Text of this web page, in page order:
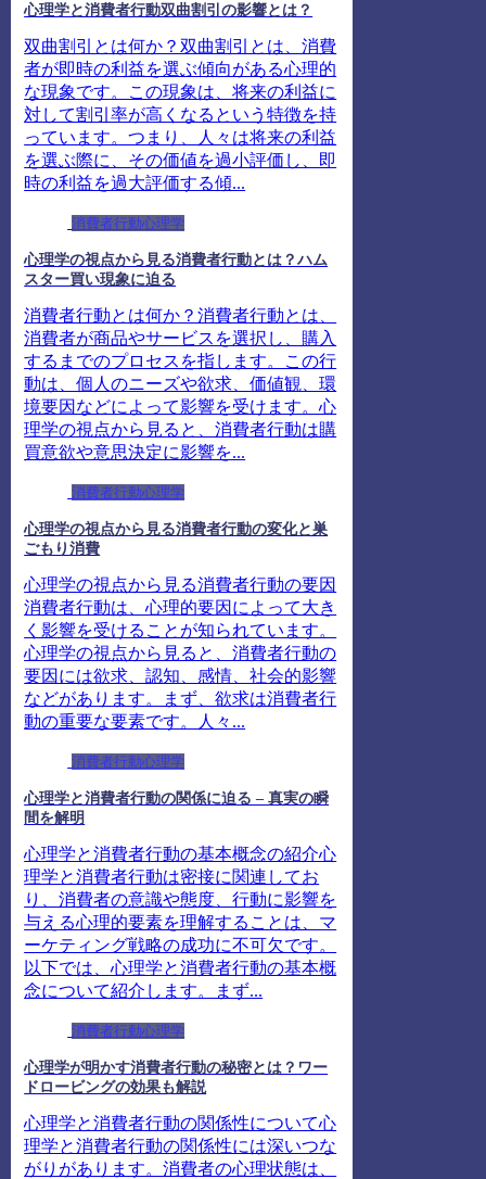
心理学と消費者行動双曲割引の影響とは？
双曲割引とは何か？双曲割引とは、消費
者が即時の利益を選ぶ傾向がある心理的
な現象です。この現象は、将来の利益に
対して割引率が高くなるという特徴を持
っています。つまり、人々は将来の利益
を選ぶ際に、その価値を過小評価し、即
時の利益を過大評価する傾...
消費者行動心理学
心理学の視点から見る消費者行動とは？ハム
スター買い現象に迫る
消費者行動とは何か？消費者行動とは、
消費者が商品やサービスを選択し、購入
するまでのプロセスを指します。この行
動は、個人のニーズや欲求、価値観、環
境要因などによって影響を受けます。心
理学の視点から見ると、消費者行動は購
買意欲や意思決定に影響を...
消費者行動心理学
心理学の視点から見る消費者行動の変化と巣
ごもり消費
心理学の視点から見る消費者行動の要因
消費者行動は、心理的要因によって大き
く影響を受けることが知られています。
心理学の視点から見ると、消費者行動の
要因には欲求、認知、感情、社会的影響
などがあります。まず、欲求は消費者行
動の重要な要素です。人々...
消費者行動心理学
心理学と消費者行動の関係に迫る – 真実の瞬
間を解明
心理学と消費者行動の基本概念の紹介心
理学と消費者行動は密接に関連してお
り、消費者の意識や態度、行動に影響を
与える心理的要素を理解することは、マ
ーケティング戦略の成功に不可欠です。
以下では、心理学と消費者行動の基本概
念について紹介します。まず...
消費者行動心理学
心理学が明かす消費者行動の秘密とは？ワー
ドロービングの効果も解説
心理学と消費者行動の関係性について心
理学と消費者行動の関係性には深いつな
がりがあります。消費者の心理状態は、